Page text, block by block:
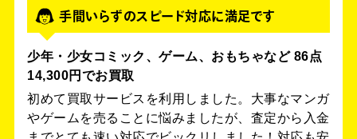
手間いらずのスピード対応に満足です
少年・少女コミック、ゲーム、おもちゃなど 86点
14,300円でお買取
初めて買取サービスを利用しました。大事なマンガ
やゲームを売ることに悩みましたが、査定から入金